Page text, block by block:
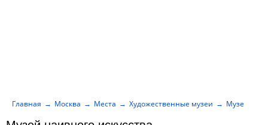
Главная Москва Места Художественные музеи Музей